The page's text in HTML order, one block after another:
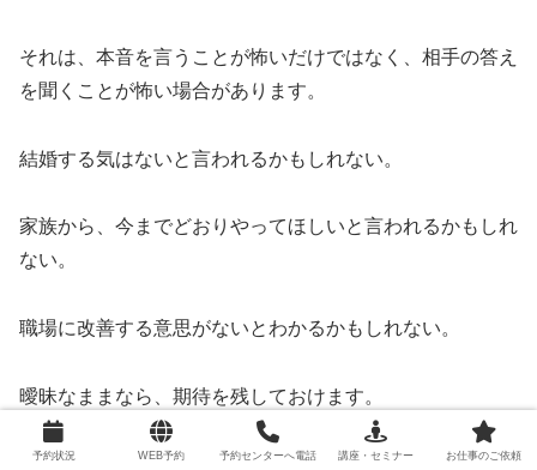
それは、本音を言うことが怖いだけではなく、相手の答え
を聞くことが怖い場合があります。
結婚する気はないと言われるかもしれない。
家族から、今までどおりやってほしいと言われるかもしれ
ない。
職場に改善する意思がないとわかるかもしれない。
曖昧なままなら、期待を残しておけます。
話し合えば、関係の現状がはっきりします。
予約状況 WEB予約 予約センターへ電話 講座・セミナー お仕事のご依頼